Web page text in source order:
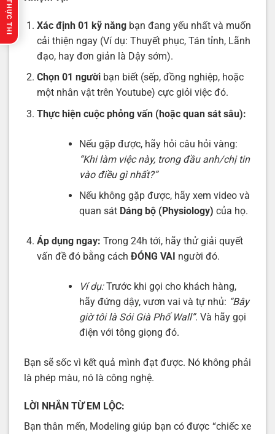
Xác định 01 kỹ năngbạn đang yếu nhất và muốn
cải thiện ngay (Ví dụ: Thuyết phục, Tán tỉnh, Lãnh
đạo, hay đơn giản là Dậy sớm).
Chọn 01 ngườibạn biết (sếp, đồng nghiệp, hoặc
một nhân vật trên Youtube) cực giỏi việc đó.
Thực hiện cuộc phỏng vấn (hoặc quan sát sâu):
Nếu gặp được, hãy hỏi câu hỏi vàng:
“Khi làm việc này, trong đầu anh/chị tin
vào điều gì nhất?”
Nếu không gặp được, hãy xem video và
quan sát Dáng bộ (Physiology) của họ.
Áp dụng ngay: Trong 24h tới, hãy thử giải quyết
vấn đề đó bằng cách ĐÓNG VAI người đó.
Ví dụ:Trước khi gọi cho khách hàng,
hãy đứng dậy, vươn vai và tự nhủ: “Bây
giờ tôi là Sói Già Phố Wall”. Và hãy gọi
điện với tông giọng đó.
Bạn sẽ sốc vì kết quả mình đạt được. Nó không phải
là phép màu, nó là công nghệ.
LỜI NHẮN TỪ EM LỘC:
Bạn thân mến, Modeling giúp bạn có được “chiếc xe